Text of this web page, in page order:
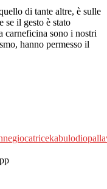
di tante altre, è sulle
se il gesto è stato
carneficina sono i nostri
hanno permesso il
giocatricekabulodio